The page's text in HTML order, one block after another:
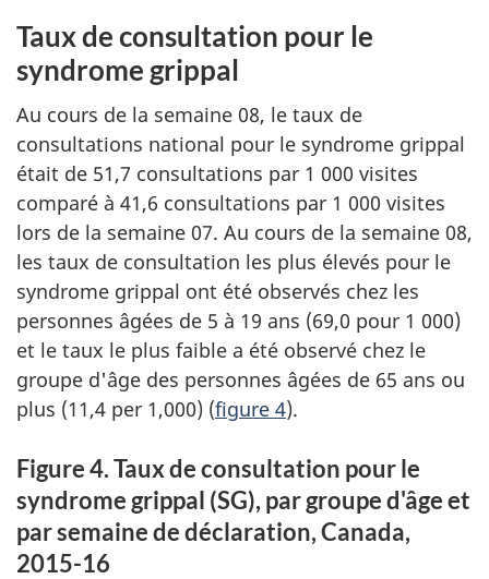
Taux de consultation pour le
syndrome grippal
Au cours de la semaine 08, le taux de
consultations national pour le syndrome grippal
était de 51,7 consultations par 1 000 visites
comparé à 41,6 consultations par 1 000 visites
lors de la semaine 07. Au cours de la semaine 08,
les taux de consultation les plus élevés pour le
syndrome grippal ont été observés chez les
personnes âgées de 5 à 19 ans (69,0 pour 1 000)
et le taux le plus faible a été observé chez le
groupe d'âge des personnes âgées de 65 ans ou
plus (11,4 per 1,000) (figure 4).
Figure 4. Taux de consultation pour le
syndrome grippal (SG), par groupe d'âge et
par semaine de déclaration, Canada,
2015-16